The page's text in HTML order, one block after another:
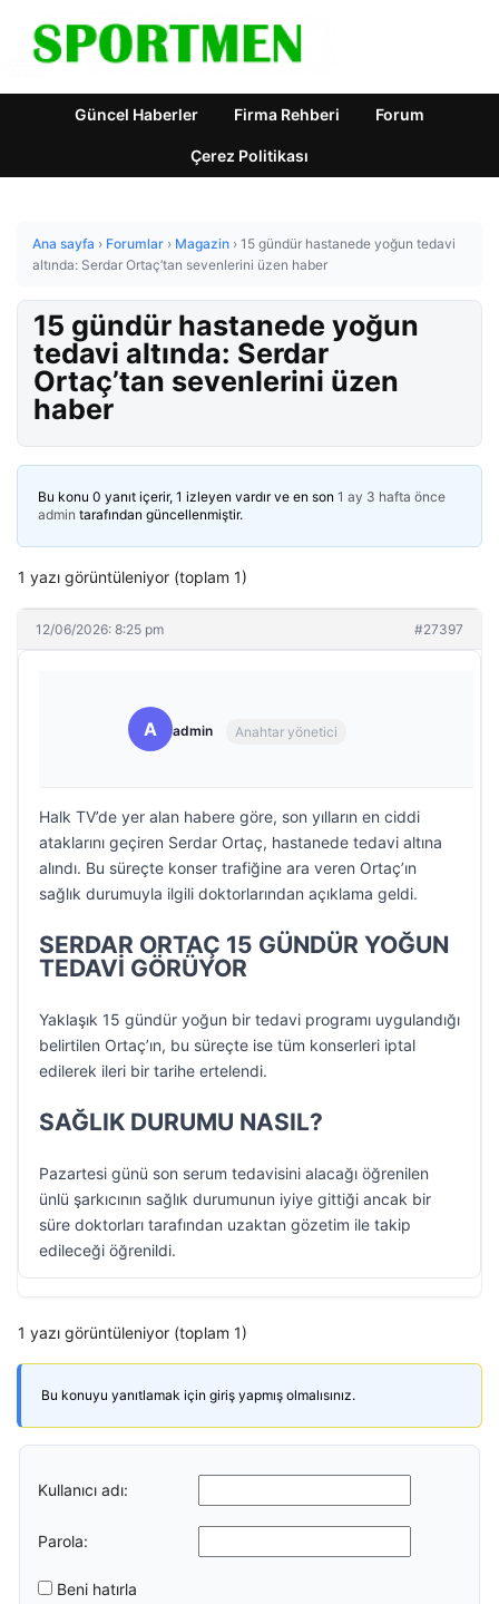
Güncel Haberler Firma Rehberi Forum
Çerez Politikası
Ana sayfa › Forumlar › Magazin › 15 gündür hastanede yoğun tedavi
altında: Serdar Ortaç’tan sevenlerini üzen haber
15 gündür hastanede yoğun
tedavi altında: Serdar
Ortaç’tan sevenlerini üzen
haber
Bu konu 0 yanıt içerir, 1 izleyen vardır ve en son 1 ay 3 hafta önce
admin tarafından güncellenmiştir.
1 yazı görüntüleniyor (toplam 1)
12/06/2026: 8:25 pm #27397
A admin Anahtar yönetici
Halk TV’de yer alan habere göre, son yılların en ciddi
ataklarını geçiren Serdar Ortaç, hastanede tedavi altına
alındı. Bu süreçte konser trafiğine ara veren Ortaç’ın
sağlık durumuyla ilgili doktorlarından açıklama geldi.
SERDAR ORTAÇ 15 GÜNDÜR YOĞUN
TEDAVİ GÖRÜYOR
Yaklaşık 15 gündür yoğun bir tedavi programı uygulandığı
belirtilen Ortaç’ın, bu süreçte ise tüm konserleri iptal
edilerek ileri bir tarihe ertelendi.
SAĞLIK DURUMU NASIL?
Pazartesi günü son serum tedavisini alacağı öğrenilen
ünlü şarkıcının sağlık durumunun iyiye gittiği ancak bir
süre doktorları tarafından uzaktan gözetim ile takip
edileceği öğrenildi.
1 yazı görüntüleniyor (toplam 1)
Bu konuyu yanıtlamak için giriş yapmış olmalısınız.
Kullanıcı adı:
Parola:
Beni hatırla